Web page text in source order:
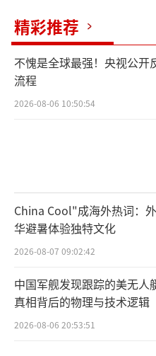
精彩推荐
不愧是全球最强！央视公开
流程
2026-08-06 10:50:54
China Cool"成海外热词：
华避暑体验独特文化
2026-08-07 09:02:42
中国军舰发现跟踪的美无人
真相背后的物理与技术逻辑
2026-08-06 20:53:51